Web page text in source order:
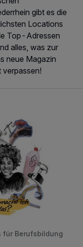
gibt es die
Locations
Top-Adressen
alles, was zur
neue Magazin
verpassen!
für Berufsbildung